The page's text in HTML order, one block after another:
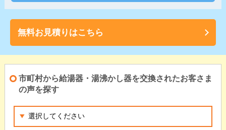
無料お見積りはこちら
市町村から給湯器・湯沸かし器を交換されたお客さま
の声を探す